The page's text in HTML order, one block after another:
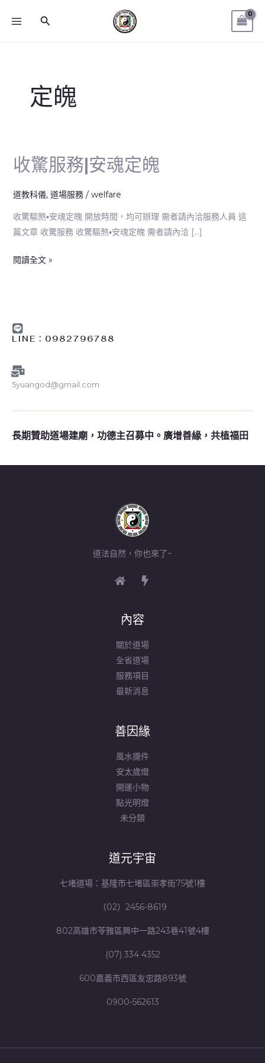
搜
定魄
收驚服務|安魂定魄
道教科儀, 道場服務/ welfare
收驚驅煞▪安魂定魄 開放時間，均可辦理 需者請內洽服務人員 這
篇文章 收驚服務 收驚驅煞▪安魂定魄 需者請內洽 […]
收
驚
服
安
魂
閱讀全文 »
LINE︰0982796788
5yuangod@gmail.com
長期贊助道場建廟，功德主召募中。廣增善緣，共植福田
道法自然，你也來了~
內容
關於道場
全省道場
服務項目
最新消息
善因緣
風水擺件
安太歲燈
開運小物
點光明燈
未分類
道元宇宙
七堵道場：基隆市七堵區崇孝街75號1樓
（02）2456-8619
802高雄市苓雅區興中一路243巷41號4樓
(07) 334 4352
600嘉義市西區友忠路893號
0900-562613